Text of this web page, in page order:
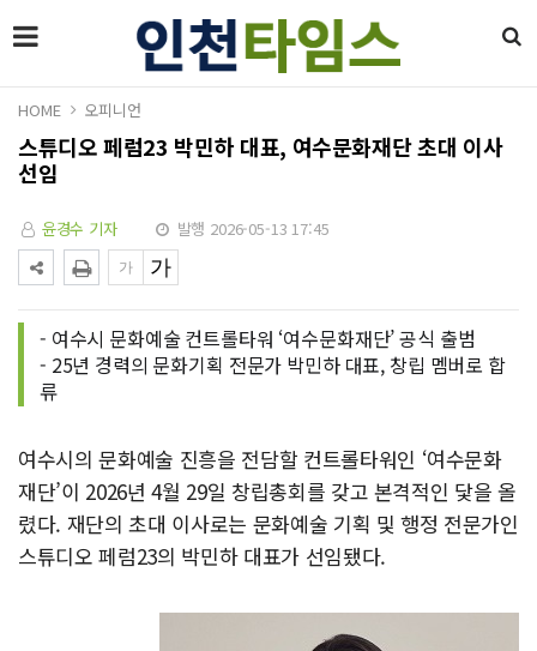
HOME 오피니언
스튜디오 페럼23 박민하 대표, 여수문화재단 초대 이사
선임
윤경수 기자 발행 2026-05-13 17:45
- 여수시 문화예술 컨트롤타워 ‘여수문화재단’ 공식 출범
- 25년 경력의 문화기획 전문가 박민하 대표, 창립 멤버로 합
류
여수시의 문화예술 진흥을 전담할 컨트롤타워인 ‘여수문화
재단’이 2026년 4월 29일 창립총회를 갖고 본격적인 닻을 올
렸다. 재단의 초대 이사로는 문화예술 기획 및 행정 전문가인
스튜디오 페럼23의 박민하 대표가 선임됐다.